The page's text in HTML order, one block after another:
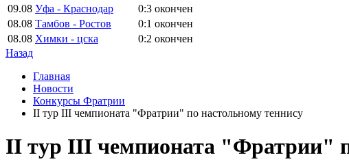
09.08 Уфа - Краснодар 0:3 окончен
08.08 Тамбов - Ростов 0:1 окончен
08.08 Химки - цска 0:2 окончен
Назад
Главная
Новости
Конкурсы Фратрии
II тур III чемпионата "Фратрии" по настольному теннису
II тур III чемпионата "Фратрии"